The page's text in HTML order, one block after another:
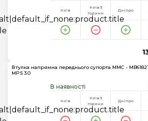
Київ
Київ 3
години
Дніпро
Втулка напрямна переднього супорта MMC -
MPS 3.0
В наявності
Київ
Київ 3
години
Дніпро